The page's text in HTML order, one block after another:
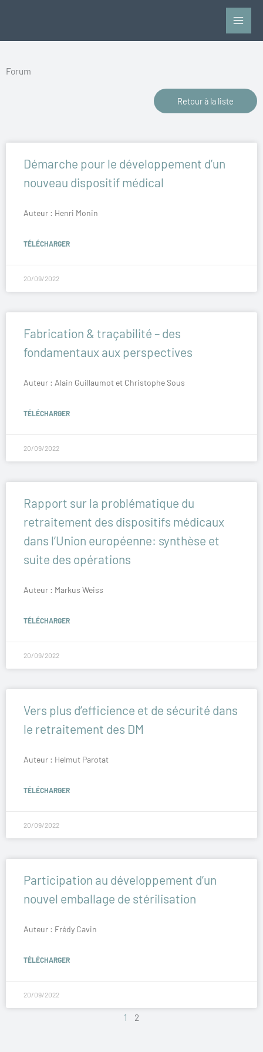
Forum
Retour à la liste
Démarche pour le développement d’un
nouveau dispositif médical
Auteur : Henri Monin
TÉLÉCHARGER
20/09/2022
Fabrication & traçabilité – des
fondamentaux aux perspectives
Auteur : Alain Guillaumot et Christophe Sous
TÉLÉCHARGER
20/09/2022
Rapport sur la problématique du
retraitement des dispositifs médicaux
dans l’Union européenne: synthèse et
suite des opérations
Auteur : Markus Weiss
TÉLÉCHARGER
20/09/2022
Vers plus d’efficience et de sécurité dans
le retraitement des DM
Auteur : Helmut Parotat
TÉLÉCHARGER
20/09/2022
Participation au développement d’un
nouvel emballage de stérilisation
Auteur : Frédy Cavin
TÉLÉCHARGER
20/09/2022
1 2